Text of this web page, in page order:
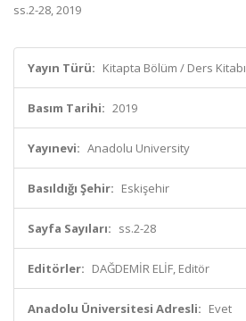
ss.2-28, 2019
Yayın Türü: Kitapta Bölüm / Ders Kitabı
Basım Tarihi: 2019
Yayınevi: Anadolu University
Basıldığı Şehir: Eskişehir
Sayfa Sayıları: ss.2-28
Editörler: DAĞDEMİR ELİF, Editör
Anadolu Üniversitesi Adresli: Evet